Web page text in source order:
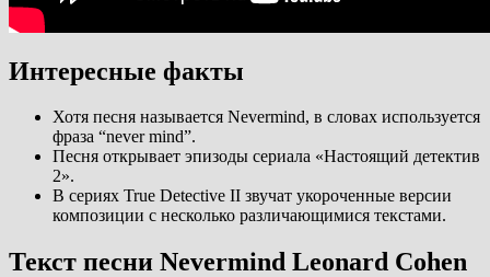
Интересные факты
Хотя песня называется Nevermind, в словах используется
фраза “never mind”.
Песня открывает эпизоды сериала «Настоящий детектив
2».
В сериях True Detective II звучат укороченные версии
композиции с несколько различающимися текстами.
Текст песни Nevermind Leonard Cohen